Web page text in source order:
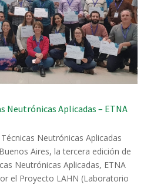
Neutrónicas Aplicadas – ETNA
Neutrónicas Aplicadas
Aires, la tercera edición de
Neutrónicas Aplicadas, ETNA
el Proyecto LAHN (Laboratorio